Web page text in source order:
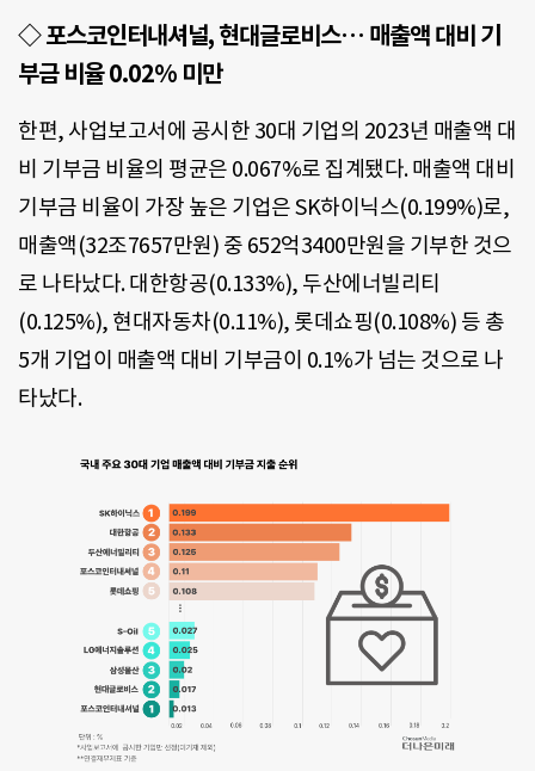
◇포스코인터내셔널, 현대글로비스… 매출액 대비 기
부금 비율 0.02% 미만
한편, 사업보고서에 공시한 30대 기업의 2023년 매출액 대
비 기부금 비율의 평균은 0.067%로 집계됐다. 매출액 대비
기부금 비율이 가장 높은 기업은 SK하이닉스(0.199%)로,
매출액(32조7657만원) 중 652억3400만원을 기부한 것으
로 나타났다. 대한항공(0.133%), 두산에너빌리티
(0.125%), 현대자동차(0.11%), 롯데쇼핑(0.108%) 등 총
5개 기업이 매출액 대비 기부금이 0.1%가 넘는 것으로 나
타났다.